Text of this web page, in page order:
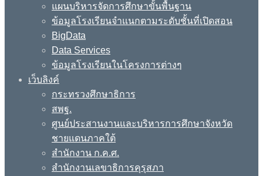
แผนบริหารจัดการศึกษาขั้นพื้นฐาน
ข้อมูลโรงเรียนจำแนกตามระดับชั้นที่เปิดสอน
BigData
Data Services
ข้อมูลโรงเรียนในโครงการต่างๆ
เว็บลิงค์
กระทรวงศึกษาธิการ
สพฐ.
ศูนย์ประสานงานและบริหารการศึกษาจังหวัด
ชายแดนภาคใต้
สำนักงาน ก.ค.ศ.
สำนักงานเลขาธิการคุรุสภา